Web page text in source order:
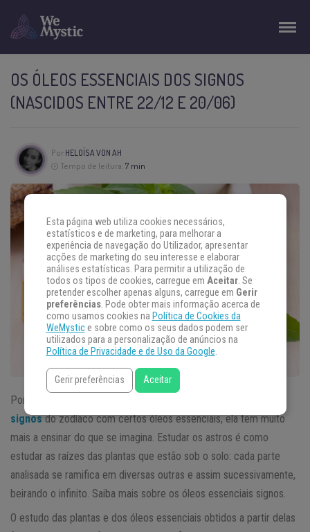
OS ÓLEOS ESSENCIAIS DOS SIGNOS
(NASCIDOS ENTRE 22/12 E 20/06)
Por HELOÍSA VON AH
Tempo de leitura: 7 min
Por mais improvável que possa parecer uma associação entre
signosdo zodíaco com certos óleos essenciais, ela tem muito
mais a ensinar do que se imagina. Estudar os astros é como
estudar as raízes das plantas que estão sob o solo: cada parte
analisada se ramifica em diversas outras e assim sucessivamente,
beirando o infinito. Saiba mais sobre os óleos essenciais signos.
O estudo das plantas e dos óleos essenciais obtidos a partir delas
Esta página web utiliza cookies necessários,
estatísticos e de marketing, para melhorar a
experiência de navegação do Utilizador, apresentar
acções de marketing do seu interesse e elaborar
análises estatísticas. Para permitir a utilização de
todos os tipos de cookies, carregue em Aceitar. Se
pretender escolher apenas alguns, carregue em Gerir
preferências. Pode obter mais informação acerca de
como usamos cookies na Política de Cookies da
WeMystice sobre como os seus dados podem ser
utilizados para a personalização de anúncios na
Política de Privacidade e de Uso da Google.
Gerir preferências Aceitar